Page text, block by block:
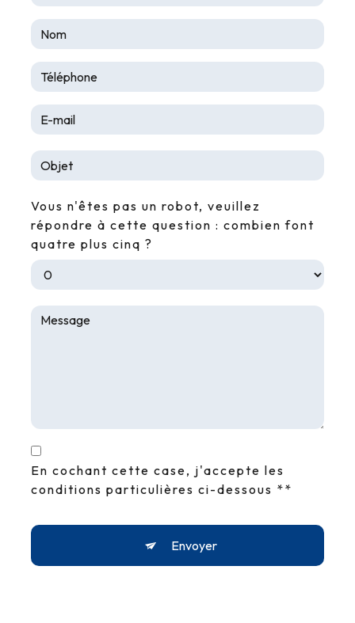
Vous n'êtes pas un robot, veuillez
répondre à cette question : combien font
quatre plus cinq ?
En cochant cette case, j'accepte les
conditions particulières ci-dessous **
Envoyer